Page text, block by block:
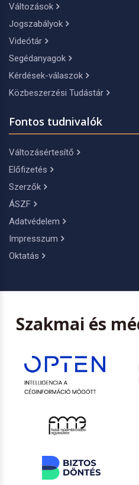
Változások
Jogszabályok
Videótár
Segédanyagok
Kérdések-válaszok
Közbeszerzési Tudástár
Fontos tudnivalók
Változásértesítő
Előfizetés
Szerzők
ÁSZF
Adatvédelem
Impresszum
Oktatás
Szakmai és